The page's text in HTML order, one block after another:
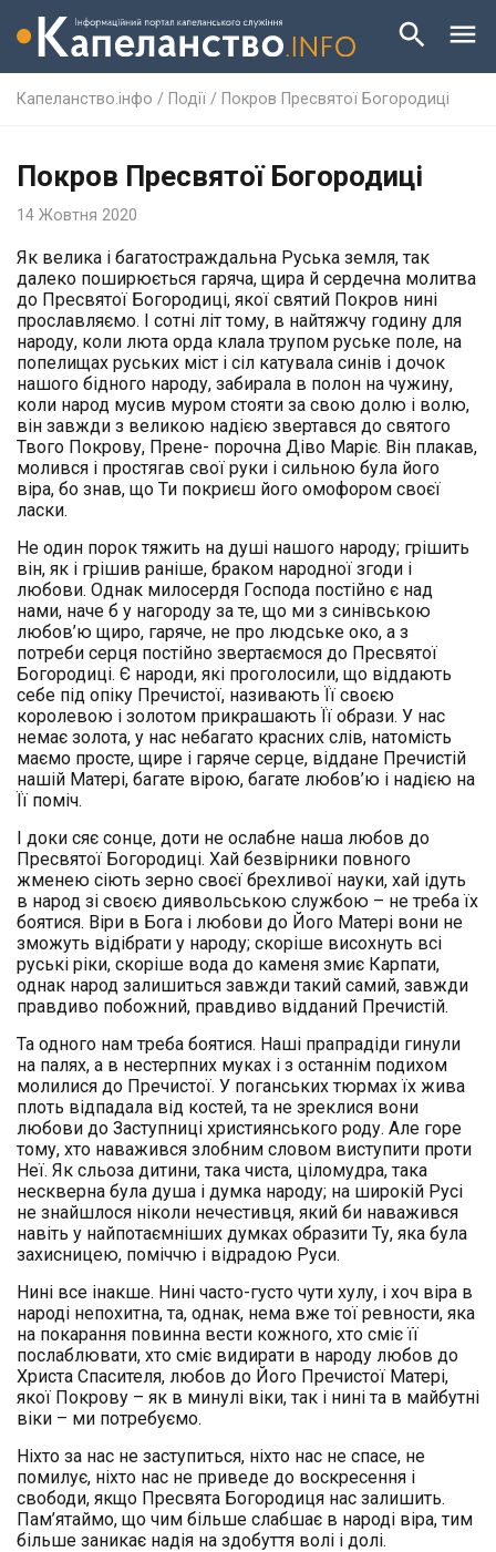
Капеланство.інфо / Події / Покров Пресвятої Богородиці
Покров Пресвятої Богородиці
14 Жовтня 2020
Як велика і багатостраждальна Руська земля, так
далеко поширюється гаряча, щира й сердечна молитва
до Пресвятої Богородиці, якої святий Покров нині
прославляємо. І сотні літ тому, в найтяжчу годину для
народу, коли люта орда клала трупом руське поле, на
попелищах руських міст і сіл катувала синів і дочок
нашого бідного народу, забирала в полон на чужину,
коли народ мусив муром стояти за свою долю і волю,
він завжди з великою надією звертався до святого
Твого Покрову, Прене- порочна Діво Маріє. Він плакав,
молився і простягав свої руки і сильною була його
віра, бо знав, що Ти покриєш його омофором своєї
ласки.
Не один порок тяжить на душі нашого народу; грішить
він, як і грішив раніше, браком народної згоди і
любови. Однак милосердя Господа постійно є над
нами, наче б у нагороду за те, що ми з синівською
любов’ю щиро, гаряче, не про людське око, а з
потреби серця постійно звертаємося до Пресвятої
Богородиці. Є народи, які проголосили, що віддають
себе під опіку Пречистої, називають Її своєю
королевою і золотом прикрашають Її образи. У нас
немає золота, у нас небагато красних слів, натомість
маємо просте, щире і гаряче серце, віддане Пречистій
нашій Матері, багате вірою, багате любов’ю і надією на
Її поміч.
І доки сяє сонце, доти не ослабне наша любов до
Пресвятої Богородиці. Хай безвірники повного
жменею сіють зерно своєї брехливої науки, хай ідуть
в народ зі своєю диявольською службою – не треба їх
боятися. Віри в Бога і любови до Його Матері вони не
зможуть відібрати у народу; скоріше висохнуть всі
руські ріки, скоріше вода до каменя змиє Карпати,
однак народ залишиться завжди такий самий, завжди
правдиво побожний, правдиво відданий Пречистій.
Та одного нам треба боятися. Наші прапрадіди гинули
на палях, а в нестерпних муках і з останнім подихом
молилися до Пречистої. У поганських тюрмах їх жива
плоть відпадала від костей, та не зреклися вони
любови до Заступниці християнського роду. Але горе
тому, хто наважився злобним словом виступити проти
Неї. Як сльоза дитини, така чиста, ціломудра, така
нескверна була душа і думка народу; на широкій Русі
не знайшлося ніколи нечестивця, який би наважився
навіть у найпотаємніших думках образити Ту, яка була
захисницею, поміччю і відрадою Руси.
Нині все інакше. Нині часто-густо чути хулу, і хоч віра в
народі непохитна, та, однак, нема вже тої ревности, яка
на покарання повинна вести кожного, хто сміє її
послаблювати, хто сміє видирати в народу любов до
Христа Спасителя, любов до Його Пречистої Матері,
якої Покрову – як в минулі віки, так і нині та в майбутні
віки – ми потребуємо.
Ніхто за нас не заступиться, ніхто нас не спасе, не
помилує, ніхто нас не приведе до воскресення і
свободи, якщо Пресвята Богородиця нас залишить.
Пам’ятаймо, що чим більше слабшає в народі віра, тим
більше заникає надія на здобуття волі і долі.